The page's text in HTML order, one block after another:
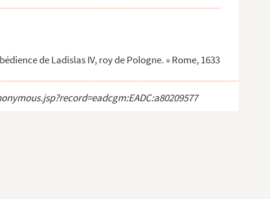
de Ladislas IV, roy de Pologne. » Rome, 1633